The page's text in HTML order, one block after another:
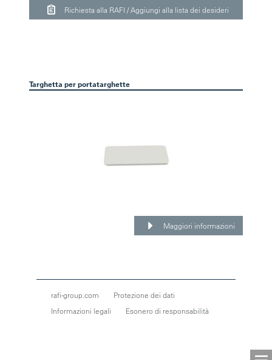
Richiesta alla RAFI / Aggiungi alla lista dei desideri
Targhetta per portatarghette
Maggiori informazioni
rafi-group.com
Protezione dei dati
Informazioni legali
Esonero di responsabilità